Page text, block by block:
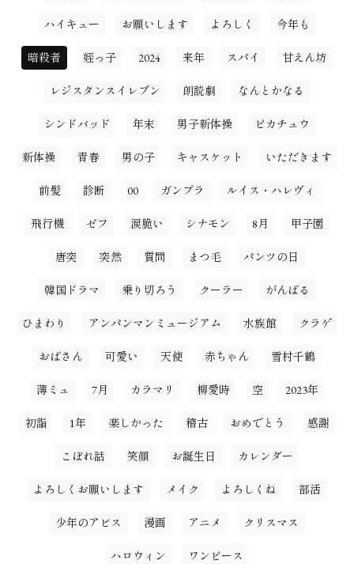
ハイキュー お願いします よろしく 今年も
暗殺者 姪っ子 2024 来年 スパイ 甘えん坊
レジスタンスイレブン 朗読劇 なんとかなる
シンドバッド 年末 男子新体操 ピカチュウ
新体操 青春 男の子 キャスケット いただきます
前髪 診断 00 ガンプラ ルイス・ハレヴィ
飛行機 ゼフ 涙脆い シナモン 8月 甲子園
唐突 突然 質問 まつ毛 パンツの日
韓国ドラマ 乗り切ろう クーラー がんばる
ひまわり アンパンマンミュージアム 水族館 クラゲ
おばさん 可愛い 天使 赤ちゃん 雪村千鶴
薄ミュ 7月 カラマリ 柳愛時 空 2023年
初詣 1年 楽しかった 稽古 おめでとう 感謝
こぼれ話 笑顔 お誕生日 カレンダー
よろしくお願いします メイク よろしくね 部活
少年のアビス 漫画 アニメ クリスマス
ハロウィン ワンピース